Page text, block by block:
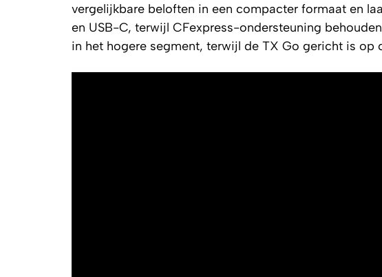
vergelijkbare beloften in een compacter formaat en
en USB-C, terwijl CFexpress-ondersteuning
in het hogere segment, terwijl de TX Go gericht is op